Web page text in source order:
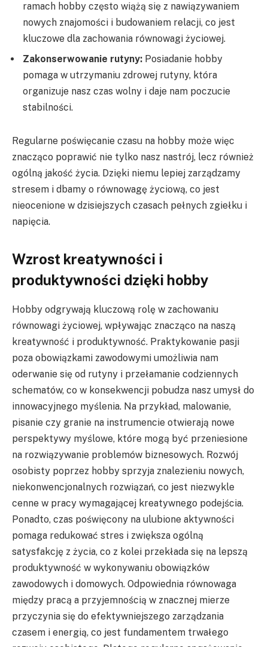
ramach hobby często wiążą się z nawiązywaniem
nowych znajomości i budowaniem relacji, co jest
kluczowe dla zachowania równowagi życiowej.
Zakonserwowanie rutyny: Posiadanie hobby
pomaga w utrzymaniu zdrowej rutyny, która
organizuje nasz czas wolny i daje nam poczucie
stabilności.
Regularne poświęcanie czasu na hobby może więc
znacząco poprawić nie tylko nasz nastrój, lecz również
ogólną jakość życia. Dzięki niemu lepiej zarządzamy
stresem i dbamy o równowagę życiową, co jest
nieocenione w dzisiejszych czasach pełnych zgiełku i
napięcia.
Wzrost kreatywności i
produktywności dzięki hobby
Hobby odgrywają kluczową rolę w zachowaniu
równowagi życiowej, wpływając znacząco na naszą
kreatywność i produktywność. Praktykowanie pasji
poza obowiązkami zawodowymi umożliwia nam
oderwanie się od rutyny i przełamanie codziennych
schematów, co w konsekwencji pobudza nasz umysł do
innowacyjnego myślenia. Na przykład, malowanie,
pisanie czy granie na instrumencie otwierają nowe
perspektywy myślowe, które mogą być przeniesione
na rozwiązywanie problemów biznesowych. Rozwój
osobisty poprzez hobby sprzyja znalezieniu nowych,
niekonwencjonalnych rozwiązań, co jest niezwykle
cenne w pracy wymagającej kreatywnego podejścia.
Ponadto, czas poświęcony na ulubione aktywności
pomaga redukować stres i zwiększa ogólną
satysfakcję z życia, co z kolei przekłada się na lepszą
produktywność w wykonywaniu obowiązków
zawodowych i domowych. Odpowiednia równowaga
między pracą a przyjemnością w znacznej mierze
przyczynia się do efektywniejszego zarządzania
czasem i energią, co jest fundamentem trwałego